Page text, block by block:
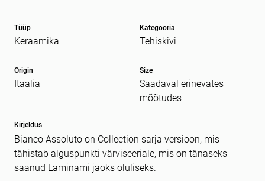
Tüüp
Keraamika
Kategooria
Tehiskivi
Origin
Itaalia
Size
Saadaval erinevates
mõõtudes
Kirjeldus
Bianco Assoluto on Collection sarja versioon, mis
tähistab alguspunkti värviseeriale, mis on tänaseks
saanud Laminami jaoks oluliseks.
E-post
Sõnum kohustuslik *